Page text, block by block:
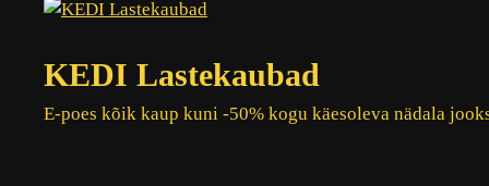
KEDI Lastekaubad
E-poes kõik kaup kuni -50% kogu käesoleva nädala